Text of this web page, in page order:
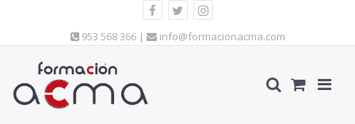
953 568 366 | info@formacionacma.com